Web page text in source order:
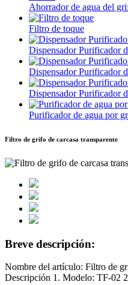
Ahorrador de agua del
Filtro de toque
Dispensador Purificador
Dispensador Purificador
Dispensador Purificador
Purificador de agua por
Filtro de grifo de carcasa transparente
Breve descripción:
Nombre del artículo: Filtro de
Descripción 1. Modelo: TF-02